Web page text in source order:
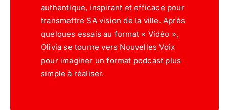
authentique, inspirant et efficace pour
transmettre SA vision de la ville. Après
quelques essais au format « Vidéo »,
Olivia se tourne vers Nouvelles Voix
pour imaginer un format podcast plus
simple à réaliser.